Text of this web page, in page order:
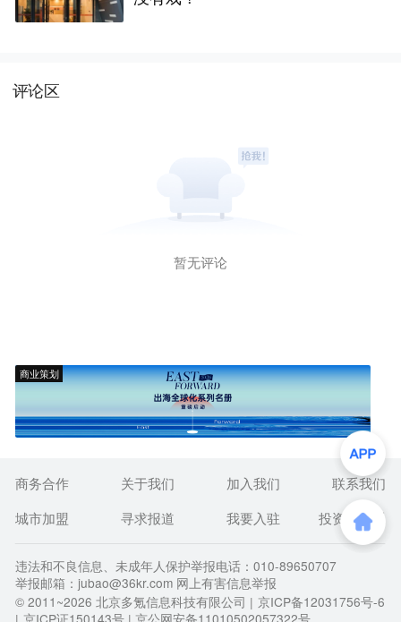
评论区
暂无评论
商业策划
商务合作 关于我们 加入我们
联系我们
城市加盟
寻求报道 我要入驻 投资者关系
违法和不良信息、未成年人保护举报电话：010-89650707
举报邮箱：jubao@36kr.com 网上有害信息举报
© 2011~2026 北京多氪信息科技有限公司 | 京ICP备12031756号-6